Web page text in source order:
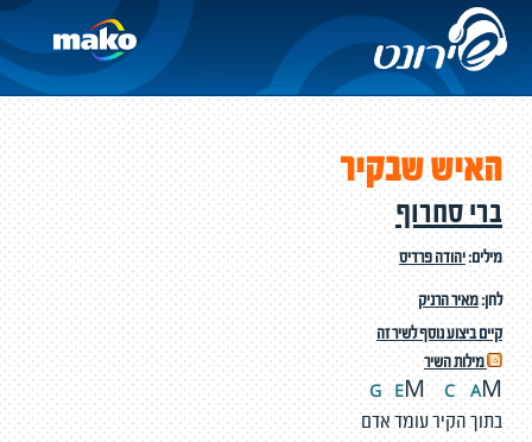
האיש שבקיר
ברי סחרוף
מילים:יהודה פרדיס
לחן:מאיר הרניק
קיים ביצוע נוסף לשיר זה
מילות השיר
G EM C AM
בתוך הקיר עומד אדם